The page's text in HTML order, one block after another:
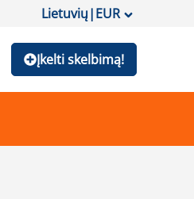
Lietuvių|EUR
Įkelti skelbimą!